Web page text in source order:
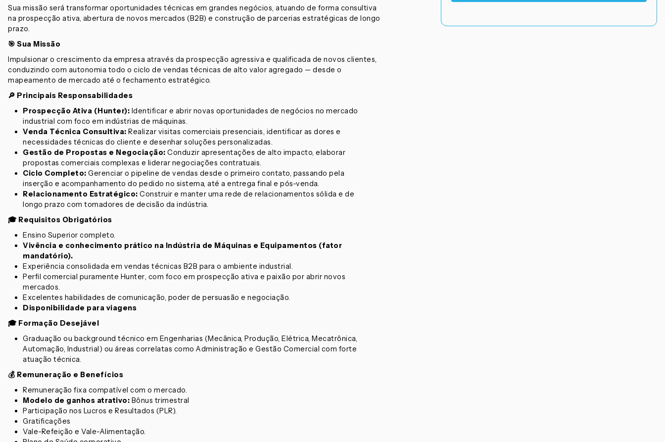
Sua missão será transformar oportunidades técnicas em grandes negócios, atuando de forma consultiva
na prospecção ativa, abertura de novos mercados (B2B) e construção de parcerias estratégicas de longo
prazo.
🎯 Sua Missão
Impulsionar o crescimento da empresa através da prospecção agressiva e qualificada de novos clientes,
conduzindo com autonomia todo o ciclo de vendas técnicas de alto valor agregado — desde o
mapeamento de mercado até o fechamento estratégico.
🔎 Principais Responsabilidades
Prospecção Ativa (Hunter): Identificar e abrir novas oportunidades de negócios no mercado
industrial com foco em indústrias de máquinas.
Venda Técnica Consultiva: Realizar visitas comerciais presenciais, identificar as dores e
necessidades técnicas do cliente e desenhar soluções personalizadas.
Gestão de Propostas e Negociação: Conduzir apresentações de alto impacto, elaborar
propostas comerciais complexas e liderar negociações contratuais.
Ciclo Completo: Gerenciar o pipeline de vendas desde o primeiro contato, passando pela
inserção e acompanhamento do pedido no sistema, até a entrega final e pós-venda.
Relacionamento Estratégico: Construir e manter uma rede de relacionamentos sólida e de
longo prazo com tomadores de decisão da indústria.
🎓 Requisitos Obrigatórios
Ensino Superior completo.
Vivência e conhecimento prático na Indústria de Máquinas e Equipamentos (fator
mandatório).
Experiência consolidada em vendas técnicas B2B para o ambiente industrial.
Perfil comercial puramente Hunter, com foco em prospecção ativa e paixão por abrir novos
mercados.
Excelentes habilidades de comunicação, poder de persuasão e negociação.
Disponibilidade para viagens
🎓 Formação Desejável
Graduação ou background técnico em Engenharias (Mecânica, Produção, Elétrica, Mecatrônica,
Automação, Industrial) ou áreas correlatas como Administração e Gestão Comercial com forte
atuação técnica.
💰 Remuneração e Benefícios
Remuneração fixa compatível com o mercado.
Modelo de ganhos atrativo: Bônus trimestral
Participação nos Lucros e Resultados (PLR).
Gratificações
Vale-Refeição e Vale-Alimentação.